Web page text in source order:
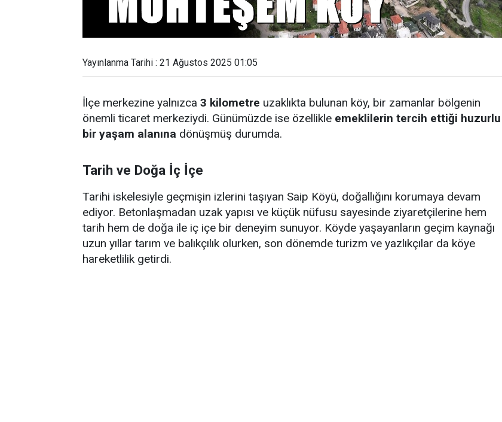
Yayınlanma Tarihi : 21 Ağustos 2025 01:05
İlçe merkezine yalnızca 3 kilometre uzaklıkta bulunan köy, bir zamanlar bölgenin
önemli ticaret merkeziydi. Günümüzde ise özellikle emeklilerin tercih ettiği huzurlu
bir yaşam alanına dönüşmüş durumda.
Tarih ve Doğa İç İçe
Tarihi iskelesiyle geçmişin izlerini taşıyan Saip Köyü, doğallığını korumaya devam
ediyor. Betonlaşmadan uzak yapısı ve küçük nüfusu sayesinde ziyaretçilerine hem
tarih hem de doğa ile iç içe bir deneyim sunuyor. Köyde yaşayanların geçim kaynağı
uzun yıllar tarım ve balıkçılık olurken, son dönemde turizm ve yazlıkçılar da köye
hareketlilik getirdi.